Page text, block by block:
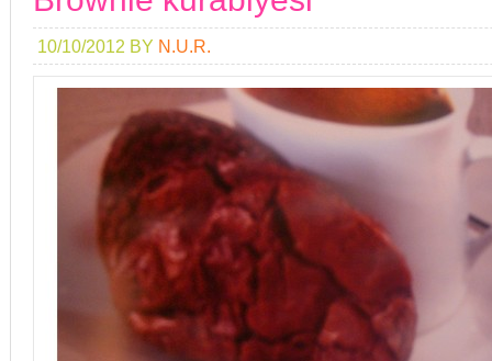
10/10/2012 BY N.U.R.